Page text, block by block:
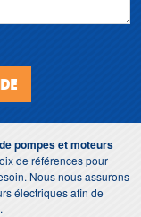
pompes et moteurs
de références pour
Nous nous assurons
électriques afin de